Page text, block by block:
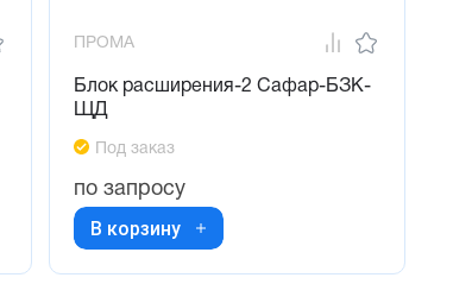
ПРОМА
Блок расширения-2 Сафар-БЗК-
ЩД
Под заказ
по запросу
В корзину